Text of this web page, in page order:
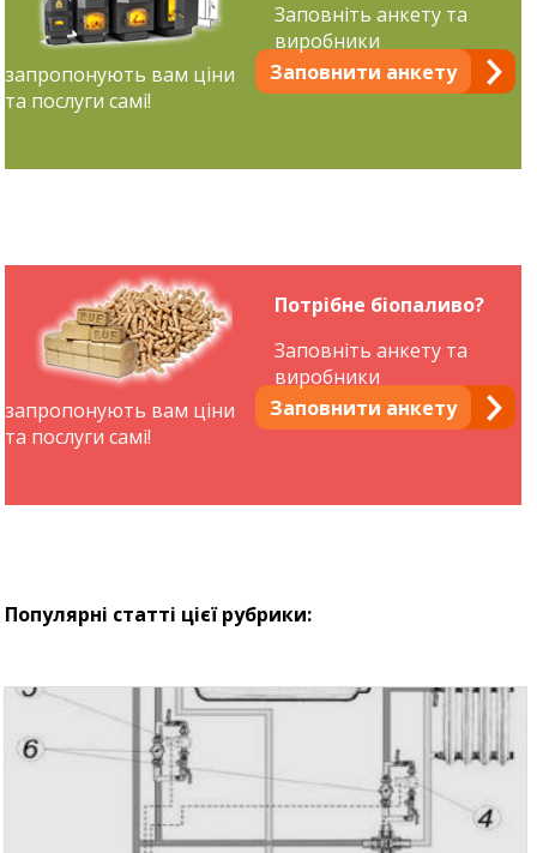
Заповнити анкету
Заповніть анкету та
виробники
запропонують вам ціни
та послуги самі!
Потрібне біопаливо?
Заповнити анкету
Заповніть анкету та
виробники
запропонують вам ціни
та послуги самі!
Популярні статті цієї рубрики: